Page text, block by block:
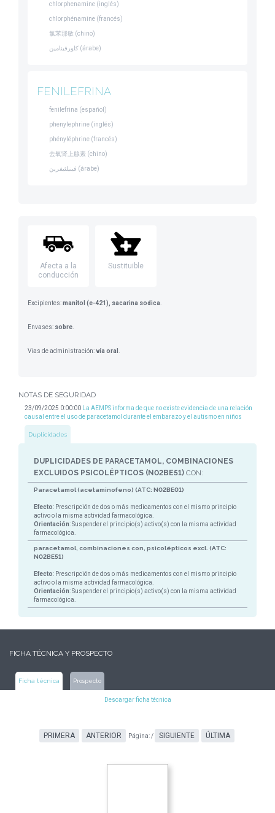
chlorphenamine (inglés)
chlorphénamine (francés)
氯苯那敏 (chino)
كلورفينامين (árabe)
FENILEFRINA
fenilefrina (español)
phenylephrine (inglés)
phényléphrine (francés)
去氧肾上腺素 (chino)
فينيلئيفرين (árabe)
Afecta a la
conducción
Sustituible
Excipientes:manitol (e-421), sacarina sodica
Envases: sobre
Vias de administración:vía oral
NOTAS DE SEGURIDAD
23/09/2025 0:00:00
La AEMPS informa de que no existe evidencia de una relación
causal entre el uso de paracetamol durante el embarazo y el autismo en niños
Duplicidades
DUPLICIDADES DE PARACETAMOL, COMBINACIONES
EXCLUIDOS PSICOLÉPTICOS (N02BE51) CON:
Paracetamol (acetaminofeno) (ATC: N02BE01)
Efecto: Prescripción de dos o más medicamentos con el mismo principio
activo o la misma actividad farmacológica.
Orientación: Suspender el principio(s) activo(s) con la misma actividad
farmacológica.
paracetamol, combinaciones con, psicolépticos excl. (ATC:
N02BE51)
Efecto: Prescripción de dos o más medicamentos con el mismo principio
activo o la misma actividad farmacológica.
Orientación: Suspender el principio(s) activo(s) con la misma actividad
farmacológica.
FICHA TÉCNICA Y PROSPECTO
Ficha técnica Prospecto
Descargar ficha técnica
PRIMERA ANTERIOR Página:/ SIGUIENTE ÚLTIMA